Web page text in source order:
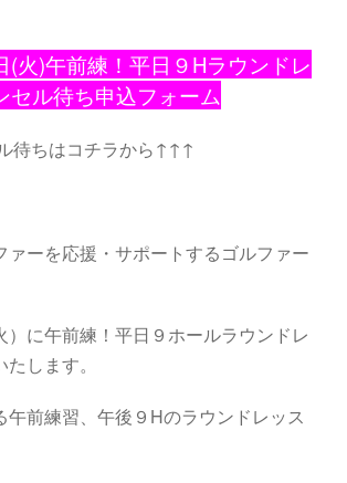
(火)午前練！平日９Hラウンドレ
セル待ち申込フォーム
待ちはコチラから↑↑↑
ァーを応援・サポートするゴルファー
）に午前練！平日９ホールラウンドレ
します。
午前練習、午後９Hのラウンドレッス